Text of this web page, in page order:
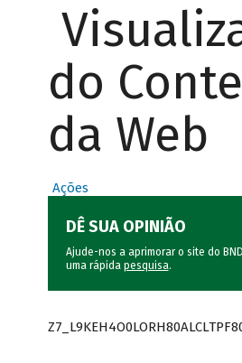
do
da Web
Ações
DÊ SUA OPINIÃO
Ajude-nos a aprimorar o site do
uma rápida pesquisa.